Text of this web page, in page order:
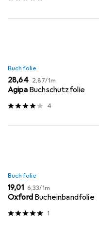
Buchfolie
EUR
28,64 EUR
2,87/1m
Agipa Buchschutzfolie
4
Buchfolie
EUR
19,01 EUR
6,33/1m
Oxford Bucheinbandfolie
1